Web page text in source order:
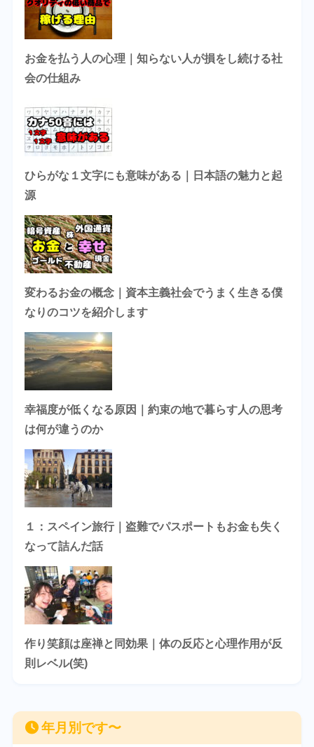
お金を払う人の心理｜知らない人が損をし続ける社
会の仕組み
ひらがな１文字にも意味がある｜日本語の魅力と起
源
変わるお金の概念｜資本主義社会でうまく生きる僕
なりのコツを紹介します
幸福度が低くなる原因｜約束の地で暮らす人の思考
は何が違うのか
１：スペイン旅行｜盗難でパスポートもお金も失く
なって詰んだ話
作り笑顔は座禅と同効果｜体の反応と心理作用が反
則レベル(笑)
年月別です〜